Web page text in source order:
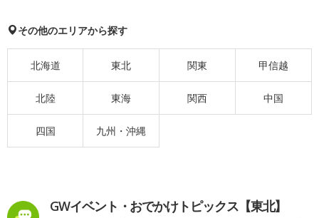
その他のエリアから探す
北海道 東北 関東 甲信越
北陸 東海 関西 中国
四国 九州・沖縄
GWイベント・おでかけトピックス【東北】